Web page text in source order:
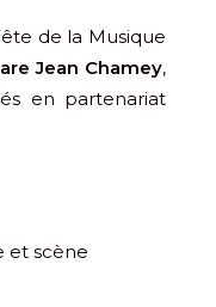
de la Musique
Jean Chamey,
en partenariat
et scène